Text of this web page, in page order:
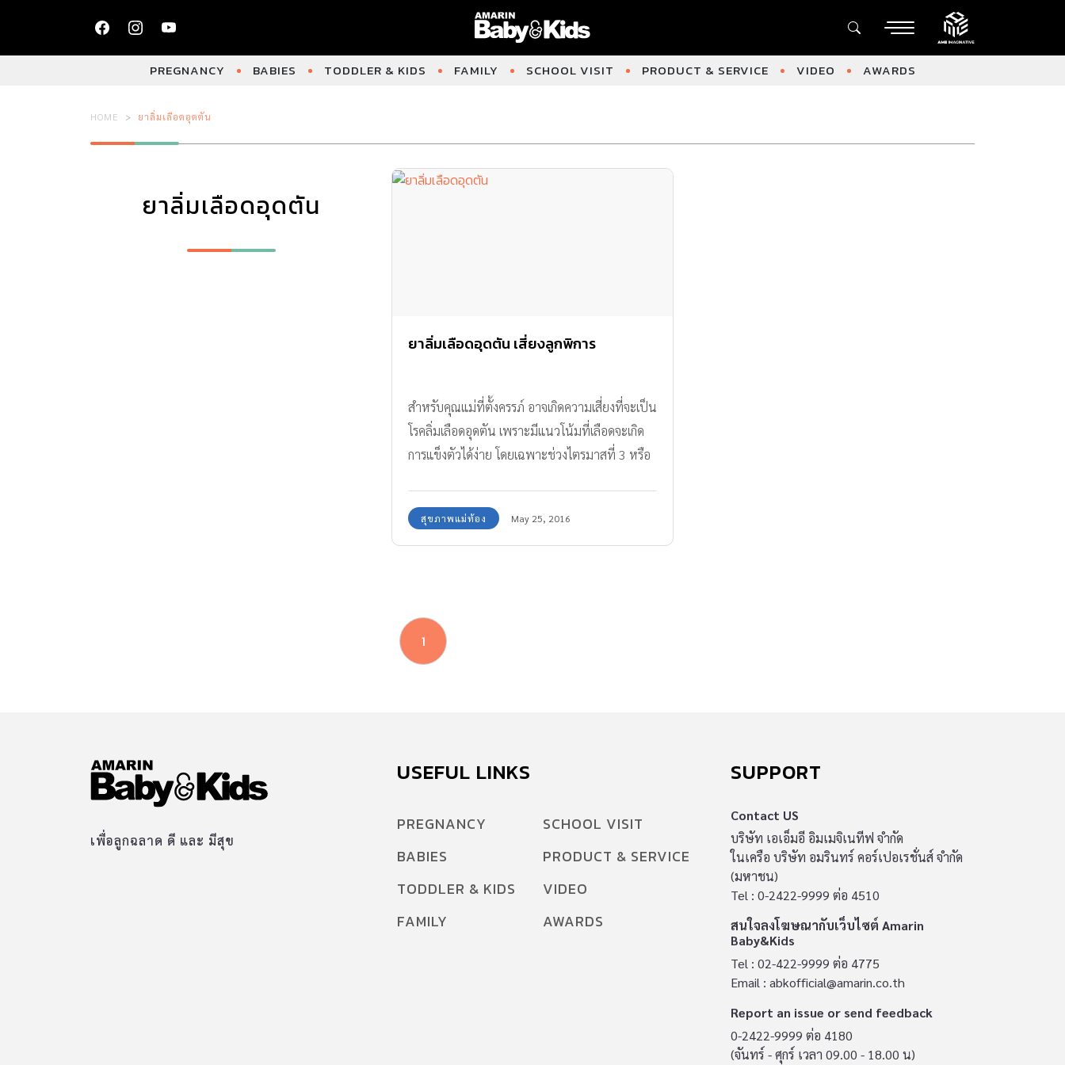
PREGNANCY BABIES TODDLER & KIDS FAMILY SCHOOL VISIT PRODUCT & SERVICE VIDEO AWARDS
HOME ยาลิ่มเลือดอุดตัน
ยาลิ่มเลือดอุดตัน
ยาลิ่มเลือดอุดตัน เสี่ยงลูกพิการ
สำหรับคุณแม่ที่ตั้งครรภ์ อาจเกิดความเสี่ยงที่จะเป็น
โรคลิ่มเลือดอุดตัน เพราะมีแนวโน้มที่เลือดจะเกิด
การแข็งตัวได้ง่าย โดยเฉพาะช่วงไตรมาสที่ 3 หรือ
เลือดอุดตันมักกิน ยาลิ่มเลือดอุดตัน
สุขภาพแม่ท้อง May 25, 2016
1
เพื่อลูกฉลาด ดี และ มีสุข
USEFUL LINKS
PREGNANCY
BABIES
TODDLER & KIDS
FAMILY
SCHOOL VISIT
PRODUCT & SERVICE
VIDEO
AWARDS
SUPPORT
Contact US
บริษัท เอเอ็มอี อิมเมจิเนทีฟ จำกัด
ในเครือ บริษัท อมรินทร์ คอร์เปอเรชั่นส์ จำกัด
(มหาชน)
Tel : 0-2422-9999 ต่อ 4510
สนใจลงโฆษณากับเว็บไซต์ Amarin
Baby&Kids
Tel : 02-422-9999 ต่อ 4775
Email : abkofficial@amarin.co.th
Report an issue or send feedback
0-2422-9999 ต่อ 4180
(จันทร์ - ศุกร์ เวลา 09.00 - 18.00 น)